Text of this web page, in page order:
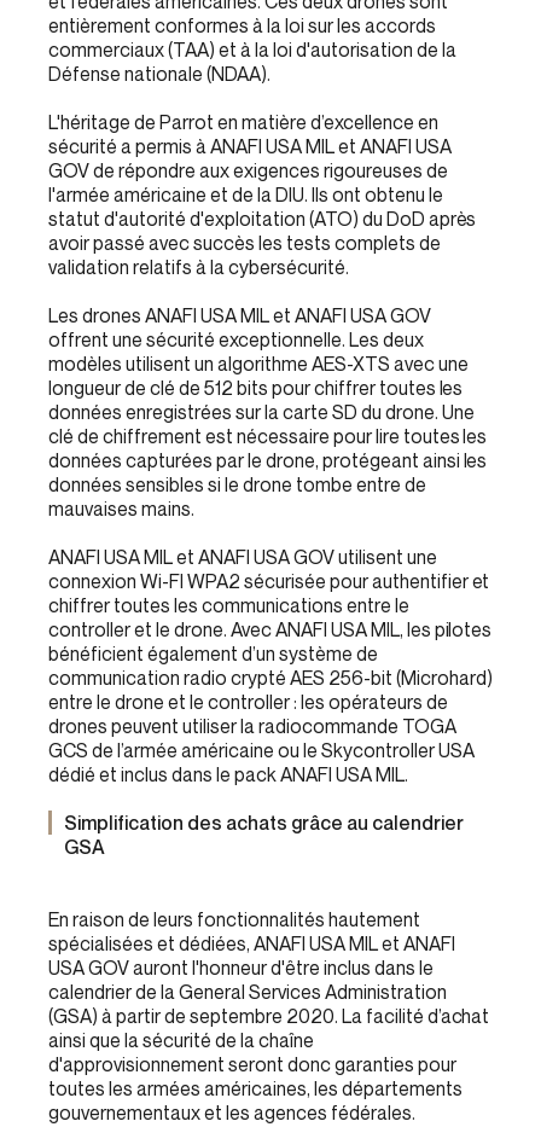
entièrement conformes à la loi sur les accords
commerciaux (TAA) et à la loi d'autorisation de la
Défense nationale (NDAA).
L'héritage de Parrot en matière d’excellence en
sécurité a permis à ANAFI USA MIL et ANAFI USA
GOV de répondre aux exigences rigoureuses de
l'armée américaine et de la DIU. Ils ont obtenu le
statut d'autorité d'exploitation (ATO) du DoD après
avoir passé avec succès les tests complets de
validation relatifs à la cybersécurité.
Les drones ANAFI USA MIL et ANAFI USA GOV
offrent une sécurité exceptionnelle. Les deux
modèles utilisent un algorithme AES-XTS avec une
longueur de clé de 512 bits pour chiffrer toutes les
données enregistrées sur la carte SD du drone. Une
clé de chiffrement est nécessaire pour lire toutes les
données capturées par le drone, protégeant ainsi les
données sensibles si le drone tombe entre de
mauvaises mains.
ANAFI USA MIL et ANAFI USA GOV utilisent une
connexion Wi-FI WPA2 sécurisée pour authentifier et
chiffrer toutes les communications entre le
controller et le drone. Avec ANAFI USA MIL, les pilotes
bénéficient également d’un système de
communication radio crypté AES 256-bit (Microhard)
entre le drone et le controller : les opérateurs de
drones peuvent utiliser la radiocommande TOGA
GCS de l’armée américaine ou le Skycontroller USA
dédié et inclus dans le pack ANAFI USA MIL.
Simplification des achats grâce au calendrier
GSA
En raison de leurs fonctionnalités hautement
spécialisées et dédiées, ANAFI USA MIL et ANAFI
USA GOV auront l'honneur d'être inclus dans le
calendrier de la General Services Administration
(GSA) à partir de septembre 2020. La facilité d’achat
ainsi que la sécurité de la chaîne
d'approvisionnement seront donc garanties pour
toutes les armées américaines, les départements
gouvernementaux et les agences fédérales.